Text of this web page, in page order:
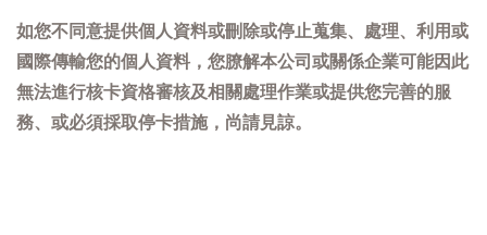
如您不同意提供個人資料或刪除或停止蒐集、處理、利用或
國際傳輸您的個人資料，您膫解本公司或關係企業可能因此
無法進行核卡資格審核及相關處理作業或提供您完善的服
務、或必須採取停卡措施，尚請見諒。